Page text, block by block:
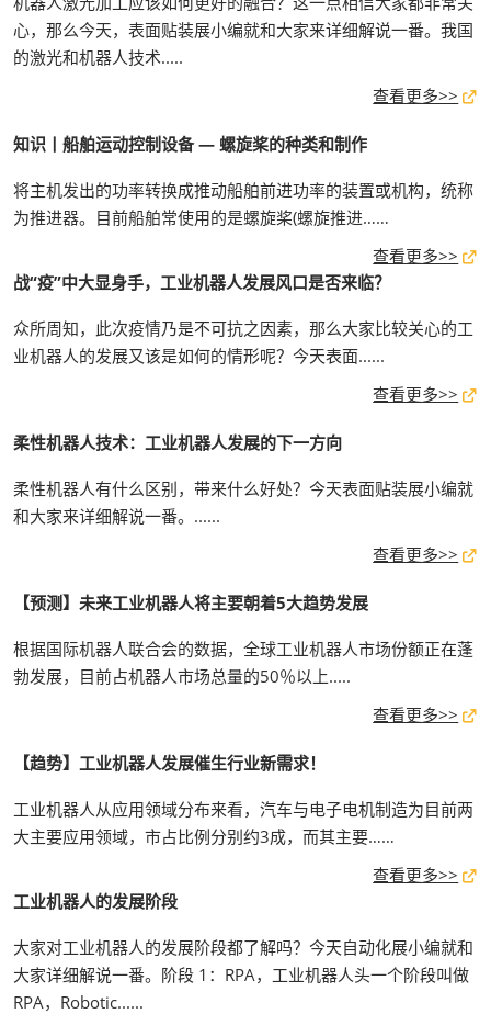
心，那么今天，表面贴装展小编就和大家来详细解说一番。我国
的激光和机器人技术.....
查看更多>>
知识丨船舶运动控制设备 — 螺旋桨的种类和制作
将主机发出的功率转换成推动船舶前进功率的装置或机构，统称
为推进器。目前船舶常使用的是螺旋桨(螺旋推进……
查看更多>>
战“疫”中大显身手，工业机器人发展风口是否来临？
众所周知，此次疫情乃是不可抗之因素，那么大家比较关心的工
业机器人的发展又该是如何的情形呢？今天表面......
查看更多>>
柔性机器人技术：工业机器人发展的下一方向
柔性机器人有什么区别，带来什么好处？今天表面贴装展小编就
和大家来详细解说一番。......
查看更多>>
【预测】未来工业机器人将主要朝着5大趋势发展
根据国际机器人联合会的数据，全球工业机器人市场份额正在蓬
勃发展，目前占机器人市场总量的50％以上.....
查看更多>>
【趋势】工业机器人发展催生行业新需求！
工业机器人从应用领域分布来看，汽车与电子电机制造为目前两
大主要应用领域，市占比例分别约3成，而其主要……
查看更多>>
工业机器人的发展阶段
大家对工业机器人的发展阶段都了解吗？今天自动化展小编就和
大家详细解说一番。阶段 1：RPA，工业机器人头一个阶段叫做
RPA，Robotic......